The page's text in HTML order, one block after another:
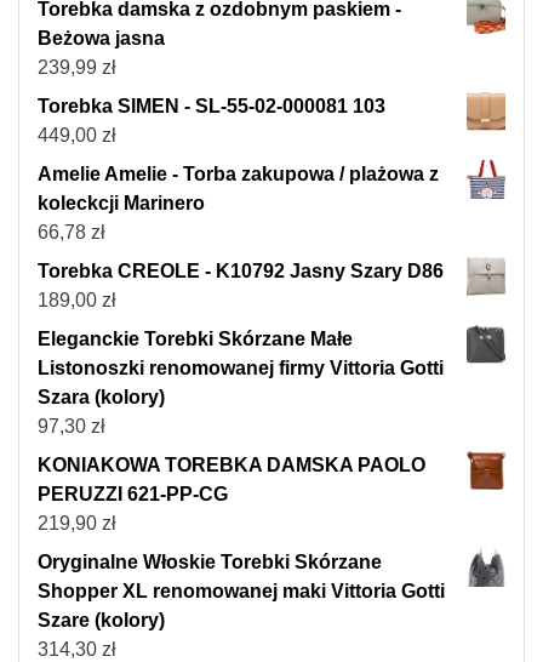
Torebka damska z ozdobnym paskiem -
Beżowa jasna
239,99 zł
Torebka SIMEN - SL-55-02-000081 103
449,00 zł
Amelie Amelie - Torba zakupowa / plażowa z
koleckcji Marinero
66,78 zł
Torebka CREOLE - K10792 Jasny Szary D86
189,00 zł
Eleganckie Torebki Skórzane Małe
Listonoszki renomowanej firmy Vittoria Gotti
Szara (kolory)
97,30 zł
KONIAKOWA TOREBKA DAMSKA PAOLO
PERUZZI 621-PP-CG
219,90 zł
Oryginalne Włoskie Torebki Skórzane
Shopper XL renomowanej maki Vittoria Gotti
Szare (kolory)
314,30 zł